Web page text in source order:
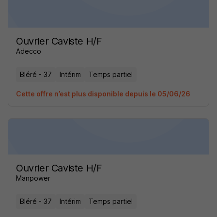
Ouvrier Caviste H/F
Adecco
Bléré - 37 Intérim Temps partiel
Cette offre n’est plus disponible depuis le 05/06/26
Ouvrier Caviste H/F
Manpower
Bléré - 37 Intérim Temps partiel